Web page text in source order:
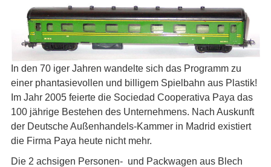
In den 70 iger Jahren wandelte sich das Programm zu
einer phantasievollen und billigem Spielbahn aus Plastik!
Im Jahr 2005 feierte die Sociedad Cooperativa Paya das
100 jährige Bestehen des Unternehmens. Nach Auskunft
der Deutsche Außenhandels-Kammer in Madrid existiert
die Firma Paya heute nicht mehr.
Die 2 achsigen Personen- und Packwagen aus Blech